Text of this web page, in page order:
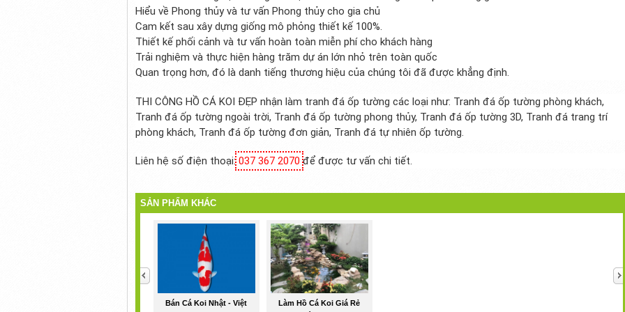
Hiểu về Phong thủy và tư vấn Phong thủy cho gia chủ
Cam kết sau xây dựng giống mô phỏng thiết kế 100%.
Thiết kế phối cảnh và tư vấn hoàn toàn miễn phí cho khách hàng
Trải nghiệm và thực hiện hàng trăm dự án lớn nhỏ trên toàn quốc
Quan trọng hơn, đó là danh tiếng thương hiệu của chúng tôi đã được khẳng định.
THI CÔNG HỒ CÁ KOI ĐẸP nhận làm tranh đá ốp tường các loại như: Tranh đá ốp tường phòng khách,
Tranh đá ốp tường ngoài trời, Tranh đá ốp tường phong thủy, Tranh đá ốp tường 3D, Tranh đá trang trí
phòng khách, Tranh đá ốp tường đơn giản, Tranh đá tự nhiên ốp tường.
Liên hệ số điện thoại:037 367 2070 để được tư vấn chi tiết.
SẢN PHẨM KHÁC
Bán Cá Koi Nhật - Việt
Làm Hồ Cá Koi Giá Rẻ